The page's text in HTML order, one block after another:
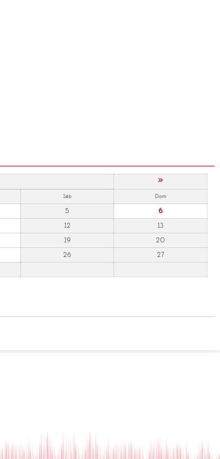
»
Sáb Dom
5
6
12
13
19
20
26
27